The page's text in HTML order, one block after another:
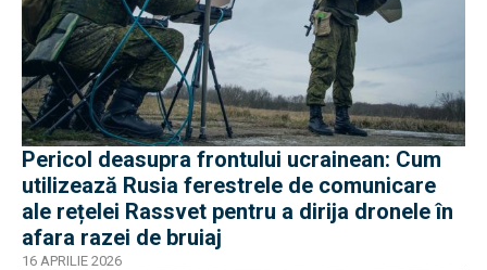
Pericol deasupra frontului ucrainean: Cum
utilizează Rusia ferestrele de comunicare
ale rețelei Rassvet pentru a dirija dronele în
afara razei de bruiaj
16 APRILIE 2026